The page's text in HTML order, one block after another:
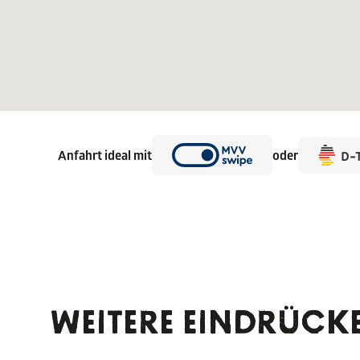
Anfahrt ideal mit oder
WEITERE